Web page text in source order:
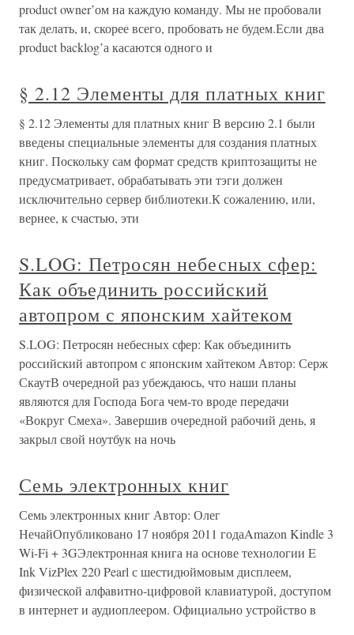
product owner’ом на каждую команду. Мы не пробовали
так делать, и, скорее всего, пробовать не будем.Если два
product backlog’а касаются одного и
§ 2.12 Элементы для платных книг
§ 2.12 Элементы для платных книг В версию 2.1 были
введены специальные элементы для создания платных
книг. Поскольку сам формат средств криптозащиты не
предусматривает, обрабатывать эти тэги должен
исключительно сервер библиотеки.К сожалению, или,
вернее, к счастью, эти
S.LOG: Петросян небесных сфер:
Как объединить российский
автопром с японским хайтеком
S.LOG: Петросян небесных сфер: Как объединить
российский автопром с японским хайтеком Автор: Серж
СкаутВ очередной раз убеждаюсь, что наши планы
являются для Господа Бога чем-то вроде передачи
«Вокруг Смеха». Завершив очередной рабочий день, я
закрыл свой ноутбук на ночь
Семь электронных книг
Семь электронных книг Автор: Олег
НечайОпубликовано 17 ноября 2011 годаAmazon Kindle 3
Wi-Fi + 3GЭлектронная книга на основе технологии E
Ink VizPlex 220 Pearl с шестидюймовым дисплеем,
физической алфавитно-цифровой клавиатурой, доступом
в интернет и аудиоплеером. Официально устройство в